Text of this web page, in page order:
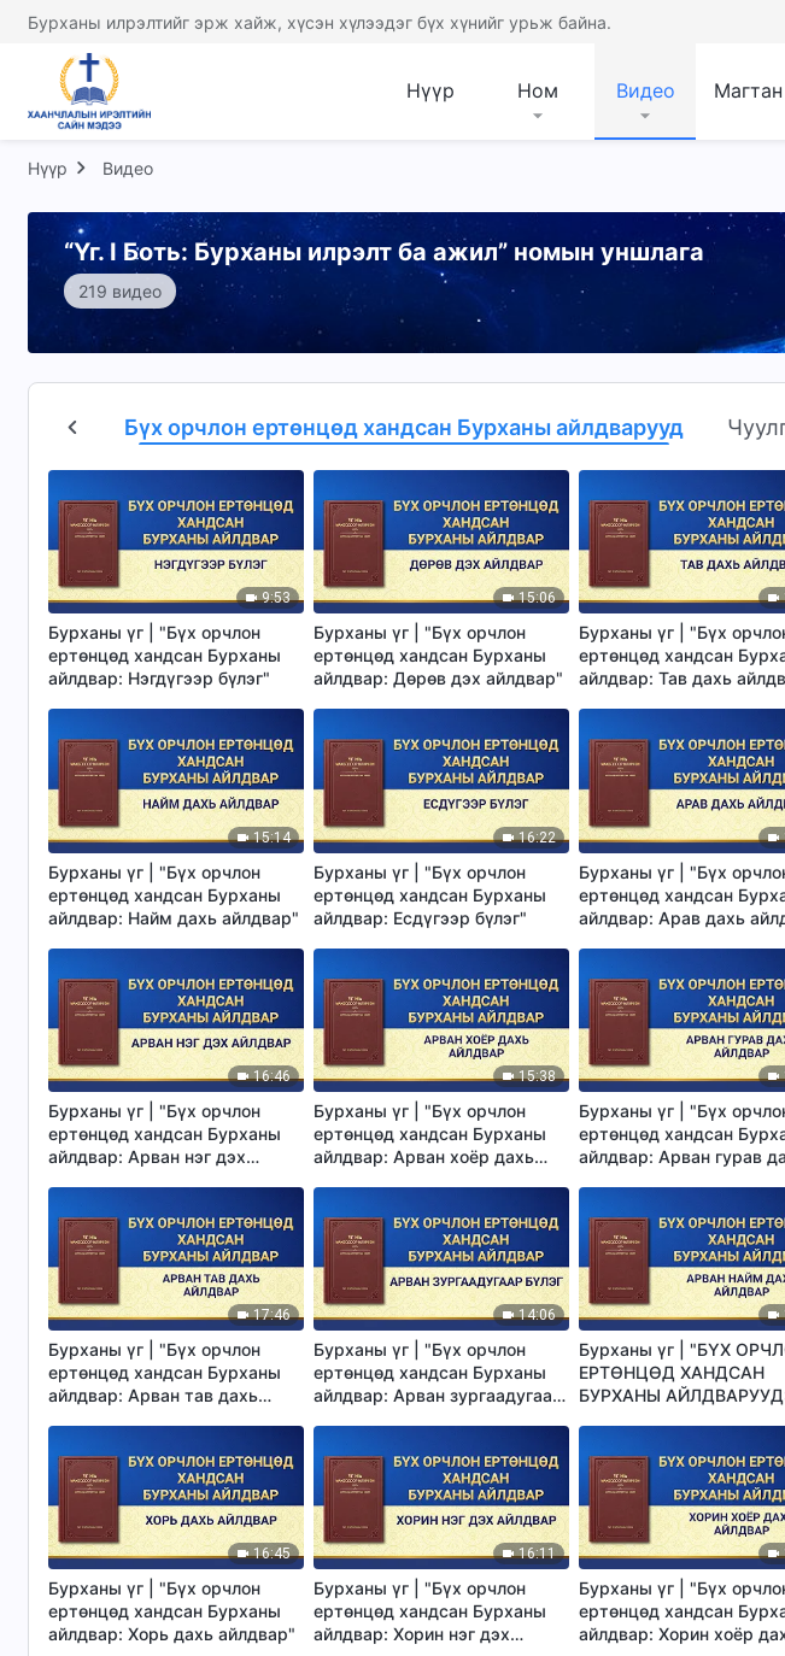
Бурханы илрэлтийг эрж хайж, хүсэн хүлээдэг бүх хүнийг урьж байна.
Нүүр Ном Видео
Нүүр Видео
“Үг. I Боть: Бурханы илрэлт ба ажил” номын уншлага
219 видео
Бүх орчлон ертөнцөд хандсан Бурханы айлдварууд
9:53
Бурханы үг | "Бүх орчлон
ертөнцөд хандсан Бурханы
айлдвар: Нэгдүгээр бүлэг"
15:06
Бурханы үг | "Бүх орчлон
ертөнцөд хандсан Бурханы
айлдвар: Дөрөв дэх айлдвар"
Бурханы үг | "Бүх
ертөнцөд хандсан
айлдвар: Тав дахь
15:14
Бурханы үг | "Бүх орчлон
ертөнцөд хандсан Бурханы
айлдвар: Найм дахь айлдвар"
16:22
Бурханы үг | "Бүх орчлон
ертөнцөд хандсан Бурханы
айлдвар: Есдүгээр бүлэг"
Бурханы үг | "Бүх
ертөнцөд хандсан
айлдвар: Арав дахь
16:46
Бурханы үг | "Бүх орчлон
ертөнцөд хандсан Бурханы
айлдвар: Арван нэг дэх
15:38
Бурханы үг | "Бүх орчлон
ертөнцөд хандсан Бурханы
айлдвар: Арван хоёр дахь
Бурханы үг | "Бүх
ертөнцөд хандсан
айлдвар: Арван гурав
17:46
Бурханы үг | "Бүх орчлон
ертөнцөд хандсан Бурханы
айлдвар: Арван тав дахь
14:06
Бурханы үг | "Бүх орчлон
ертөнцөд хандсан Бурханы
айлдвар: Арван зургаадугаар
Бурханы үг | "БҮХ
ЕРТӨНЦӨД ХАНДСАН
БУРХАНЫ
16:45
Бурханы үг | "Бүх орчлон
ертөнцөд хандсан Бурханы
айлдвар: Хорь дахь айлдвар"
16:11
Бурханы үг | "Бүх орчлон
ертөнцөд хандсан Бурханы
айлдвар: Хорин нэг дэх
Бурханы үг | "Бүх
ертөнцөд хандсан
айлдвар: Хорин хоёр